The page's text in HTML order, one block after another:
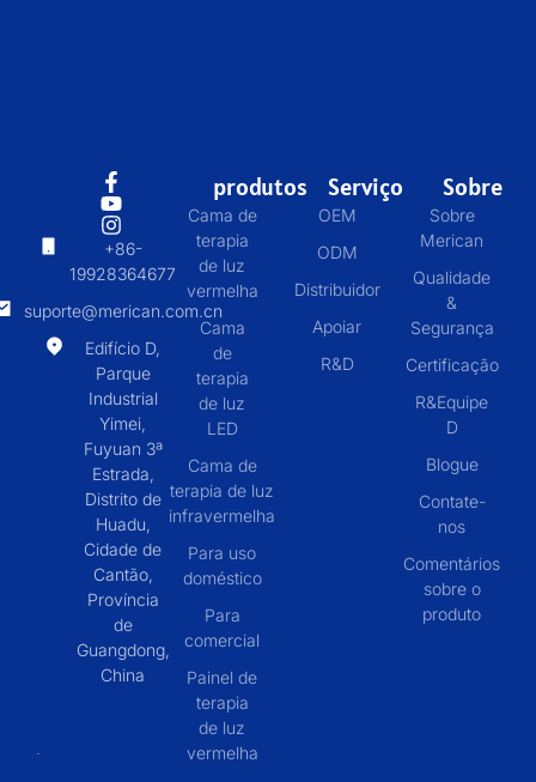
+86-
19928364677
suporte@merican.com.cn
Edifício D,
Parque
Industrial
Yimei,
Fuyuan 3ª
Estrada,
Distrito de
Huadu,
Cidade de
Cantão,
Província
de
Guangdong,
China
produtos
Cama de
terapia
de luz
vermelha
Cama
de
terapia
de luz
LED
Cama de
terapia de luz
infravermelha
Para uso
doméstico
Para
comercial
Painel de
terapia
de luz
vermelha
Serviço
OEM
ODM
Distribuidor
Apoiar
R&D
Sobre
Sobre
Merican
Qualidade
&
Segurança
Certificação
R&Equipe
D
Blogue
Contate-
nos
Comentários
sobre o
produto